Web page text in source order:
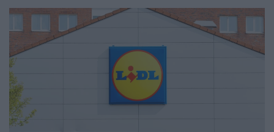
felejthetetlen élményeket.